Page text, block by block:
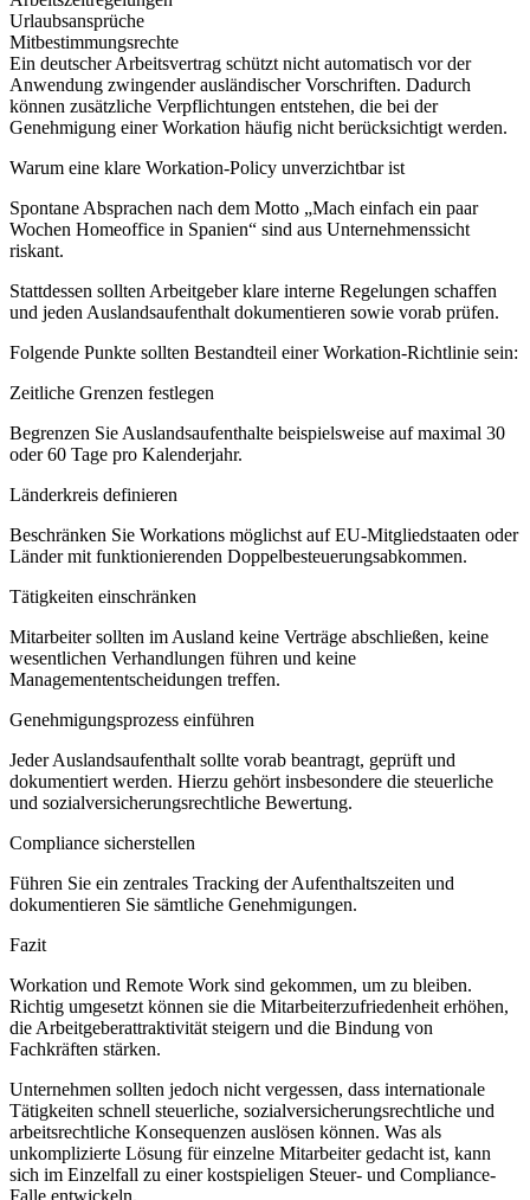
Urlaubsansprüche
Mitbestimmungsrechte
Ein deutscher Arbeitsvertrag schützt nicht automatisch vor der
Anwendung zwingender ausländischer Vorschriften. Dadurch
können zusätzliche Verpflichtungen entstehen, die bei der
Genehmigung einer Workation häufig nicht berücksichtigt werden.
Warum eine klare Workation-Policy unverzichtbar ist
Spontane Absprachen nach dem Motto „Mach einfach ein paar
Wochen Homeoffice in Spanien“ sind aus Unternehmenssicht
riskant.
Stattdessen sollten Arbeitgeber klare interne Regelungen schaffen
und jeden Auslandsaufenthalt dokumentieren sowie vorab prüfen.
Folgende Punkte sollten Bestandteil einer Workation-Richtlinie sein:
Zeitliche Grenzen festlegen
Begrenzen Sie Auslandsaufenthalte beispielsweise auf maximal 30
oder 60 Tage pro Kalenderjahr.
Länderkreis definieren
Beschränken Sie Workations möglichst auf EU-Mitgliedstaaten oder
Länder mit funktionierenden Doppelbesteuerungsabkommen.
Tätigkeiten einschränken
Mitarbeiter sollten im Ausland keine Verträge abschließen, keine
wesentlichen Verhandlungen führen und keine
Managemententscheidungen treffen.
Genehmigungsprozess einführen
Jeder Auslandsaufenthalt sollte vorab beantragt, geprüft und
dokumentiert werden. Hierzu gehört insbesondere die steuerliche
und sozialversicherungsrechtliche Bewertung.
Compliance sicherstellen
Führen Sie ein zentrales Tracking der Aufenthaltszeiten und
dokumentieren Sie sämtliche Genehmigungen.
Fazit
Workation und Remote Work sind gekommen, um zu bleiben.
Richtig umgesetzt können sie die Mitarbeiterzufriedenheit erhöhen,
die Arbeitgeberattraktivität steigern und die Bindung von
Fachkräften stärken.
Unternehmen sollten jedoch nicht vergessen, dass internationale
Tätigkeiten schnell steuerliche, sozialversicherungsrechtliche und
arbeitsrechtliche Konsequenzen auslösen können. Was als
unkomplizierte Lösung für einzelne Mitarbeiter gedacht ist, kann
sich im Einzelfall zu einer kostspieligen Steuer- und Compliance-
Falle entwickeln.